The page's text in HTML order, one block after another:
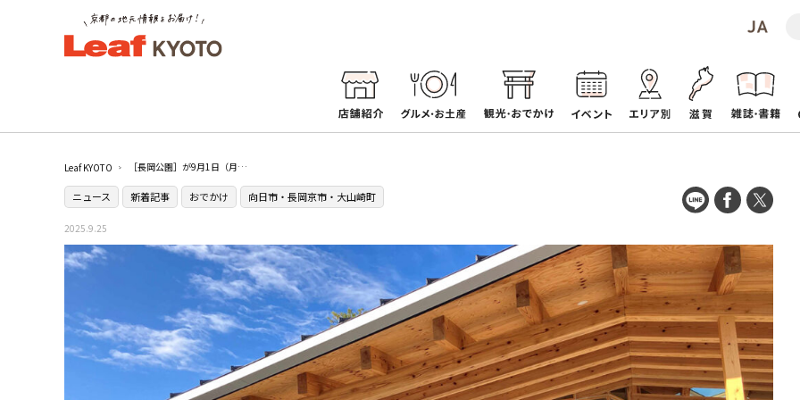
Leaf KYOTO ［長岡公園］が9月1日（月）にリニューアル！休憩所［fuRari］が誕生
ニュース 新着記事 おでかけ 向日市・長岡京市・大山崎町
2025.9.25